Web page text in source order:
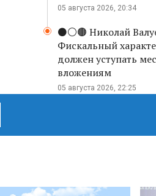
05 августа 2026, 20:34
⚫️⚪️🟤 Николай
Фискальный
должен уступать
вложениям
05 августа 2026, 22:25